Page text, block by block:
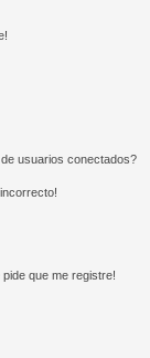
usuarios conectados?
que me registre!